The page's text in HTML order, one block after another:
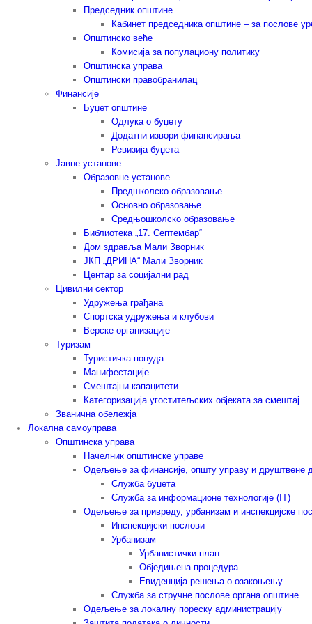
Председник општине
Кабинет председника општине – за послове
Општинско веће
Комисија за популациону политику
Општинска управа
Општински правобранилац
Финансије
Буџет општине
Одлука о буџету
Додатни извори финансирања
Ревизија буџета
Јавне установе
Образовне установе
Предшколско образовање
Основно образовање
Средњошколско образовање
Библиотека „17. Септембар“
Дом здравља Мали Зворник
ЈКП „ДРИНА“ Мали Зворник
Центар за социјални рад
Цивилни сектор
Удружења грађана
Спортска удружења и клубови
Верске организације
Туризам
Туристичка понуда
Манифестације
Смештајни капацитети
Категоризација угоститељских објеката за смештај
Званична обележја
Локална самоуправа
Општинска управа
Начелник општинске управе
Одељење за финансије, општу управу и друштвене
Служба буџета
Служба за информационе технологије (IT)
Одељење за привреду, урбанизам и инспекцијске
Инспекцијски послови
Урбанизам
Урбанистички план
Обједињена процедура
Евиденција решења о озакоњењу
Служба за стручне послове органа општине
Одељење за локалну пореску администрацију